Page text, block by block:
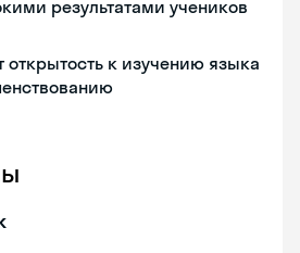
результатами учеников
к изучению языка